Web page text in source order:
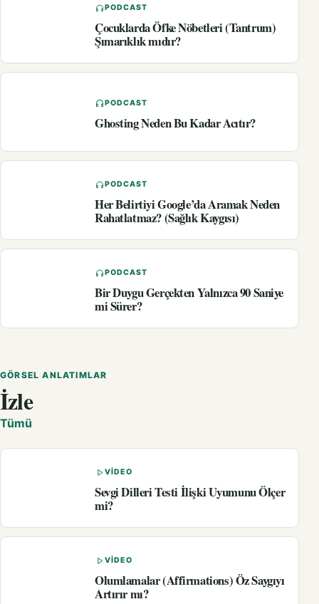
PODCAST
Çocuklarda Öfke Nöbetleri (Tantrum)
Şımarıklık mıdır?
PODCAST
Ghosting Neden Bu Kadar Acıtır?
PODCAST
Her Belirtiyi Google’da Aramak Neden
Rahatlatmaz? (Sağlık Kaygısı)
PODCAST
Bir Duygu Gerçekten Yalnızca 90 Saniye
mi Sürer?
GÖRSEL ANLATIMLAR
İzle
Tümü
VIDEO
Sevgi Dilleri Testi İlişki Uyumunu Ölçer
mi?
VIDEO
Olumlamalar (Affirmations) Öz Saygıyı
Artırır mı?